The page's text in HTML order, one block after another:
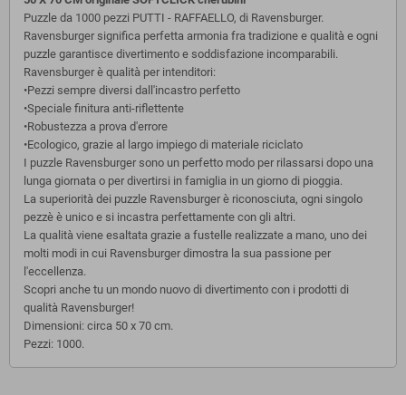
Puzzle da 1000 pezzi PUTTI - RAFFAELLO, di Ravensburger.
Ravensburger significa perfetta armonia fra tradizione e qualità e ogni
puzzle garantisce divertimento e soddisfazione incomparabili.
Ravensburger è qualità per intenditori:
•Pezzi sempre diversi dall'incastro perfetto
•Speciale finitura anti-riflettente
•Robustezza a prova d'errore
•Ecologico, grazie al largo impiego di materiale riciclato
I puzzle Ravensburger sono un perfetto modo per rilassarsi dopo una
lunga giornata o per divertirsi in famiglia in un giorno di pioggia.
La superiorità dei puzzle Ravensburger è riconosciuta, ogni singolo
pezzè è unico e si incastra perfettamente con gli altri.
La qualità viene esaltata grazie a fustelle realizzate a mano, uno dei
molti modi in cui Ravensburger dimostra la sua passione per
l'eccellenza.
Scopri anche tu un mondo nuovo di divertimento con i prodotti di
qualità Ravensburger!
Dimensioni: circa 50 x 70 cm.
Pezzi: 1000.